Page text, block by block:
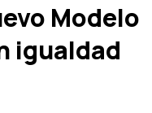
Modelo
igualdad